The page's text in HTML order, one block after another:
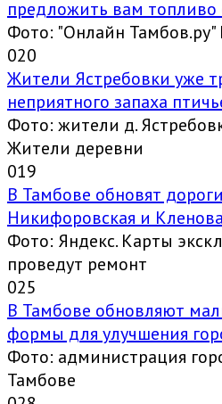
предложить вам топливо
Фото: "Онлайн Тамбов.ру"
020
Жители Ястребовки уже
неприятного запаха
Фото: жители д.
Жители деревни
019
В Тамбове обновят
Никифоровская и
Фото: Яндекс. Карты
проведут ремонт
025
В Тамбове обновляют
формы для улучшения
Фото: администрация
Тамбове